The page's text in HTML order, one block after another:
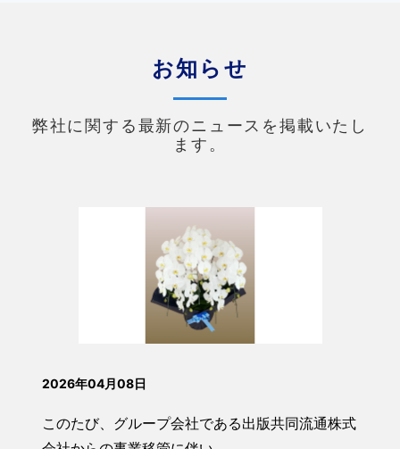
お知らせ
弊社に関する最新のニュースを掲載いたし
ます。
2026年04月08日
このたび、グループ会社である出版共同流通株式